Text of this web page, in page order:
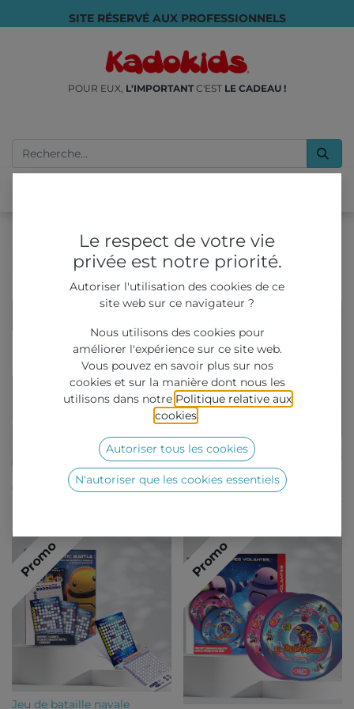
SITE RÉSERVÉ AUX PROFESSIONNELS
POUR EUX, L'IMPORTANTC'EST LE CADEAU !
JEUX & JOUETS
Jeu de Qui suis-je Galactic
Snoopy Charms - Capsules
65MM
€
Promo
Jeu de bataille navale
Promo
Le respect de votre vie
privée est notre priorité.
Autoriser l'utilisation des cookies de ce
site web sur ce navigateur ?
Nous utilisons des cookies pour
améliorer l'expérience sur ce site web.
Vous pouvez en savoir plus sur nos
cookies et sur la manière dont nous les
utilisons dans notre Politique relative aux
cookies
Autoriser tous les cookies
N'autoriser que les cookies essentiels